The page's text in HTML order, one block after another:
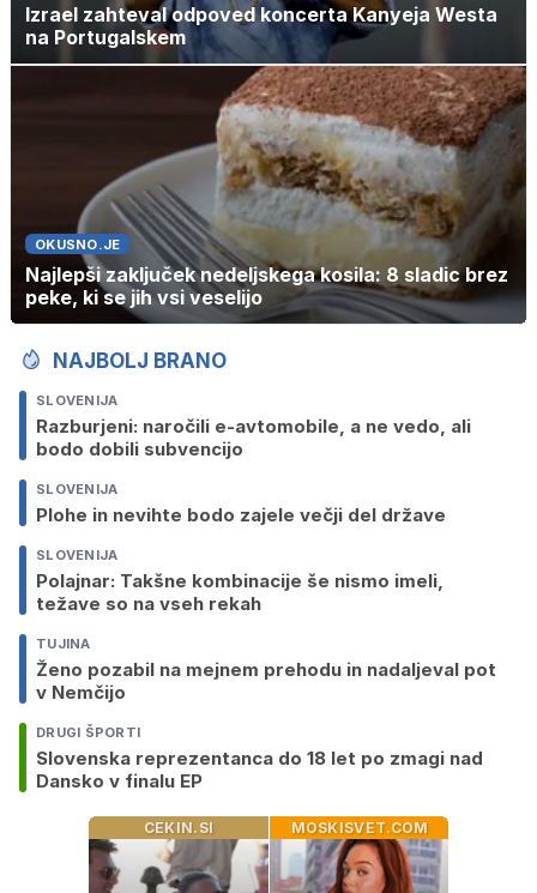
Izrael zahteval odpoved koncerta Kanyeja Westa
na Portugalskem
OKUSNO.JE
Najlepši zaključek nedeljskega kosila: 8 sladic brez
peke, ki se jih vsi veselijo
NAJBOLJ BRANO
SLOVENIJA
Razburjeni: naročili e-avtomobile, a ne vedo, ali
bodo dobili subvencijo
SLOVENIJA
Plohe in nevihte bodo zajele večji del države
SLOVENIJA
Polajnar: Takšne kombinacije še nismo imeli,
težave so na vseh rekah
TUJINA
Ženo pozabil na mejnem prehodu in nadaljeval pot
v Nemčijo
DRUGI ŠPORTI
Slovenska reprezentanca do 18 let po zmagi nad
Dansko v finalu EP
CEKIN.SI MOSKISVET.COM